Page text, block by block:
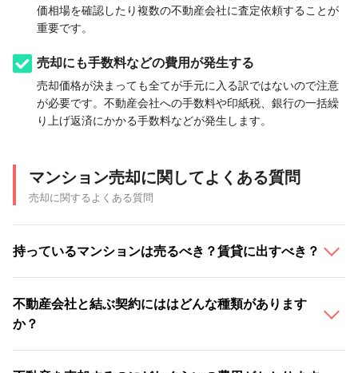
価相場を確認したり複数の不動産会社に査定依頼することが
重要です。
売却にも手数料などの費用が発生する
売却価格が決まっても全てが手元に入る訳ではないので注意
が必要です。不動産会社への手数料や印紙税、銀行の一括繰
り上げ返済にかかる手数料などが発生します。
マンション売却に関してよくある質問
売却に関するよくある質問
持っているマンションは売るべき？賃貸に出すべき？
不動産会社と結ぶ契約にははどんな種類があります
か？